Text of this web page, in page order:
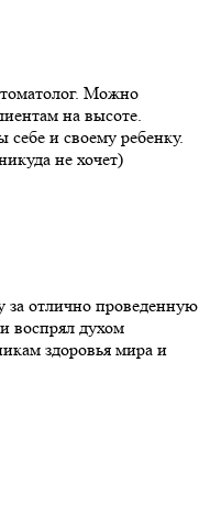
Можно
на высоте.
и своему ребенку.
не хочет)
за отлично проведенную
воспрял духом
здоровья мира и